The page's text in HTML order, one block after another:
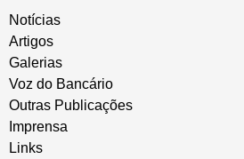
Notícias
Artigos
Galerias
Voz do Bancário
Outras Publicações
Imprensa
Links